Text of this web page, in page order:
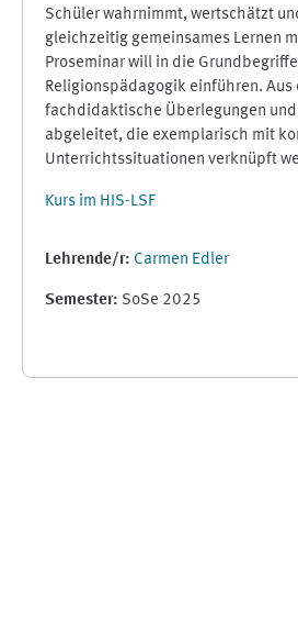
Schüler wahrnimmt, wertschätzt
gleichzeitig gemeinsames Lernen
Proseminar will in die
Religionspädagogik einführen. Aus
fachdidaktische Überlegungen
abgeleitet, die exemplarisch mit
Unterrichtssituationen verknüpft
Kurs im HIS-LSF
Lehrende/r: Carmen Edler
Semester: SoSe 2025